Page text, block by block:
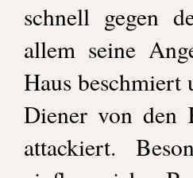
schnell gegen
allem seine
Haus beschmiert
Diener von den
attackiert.